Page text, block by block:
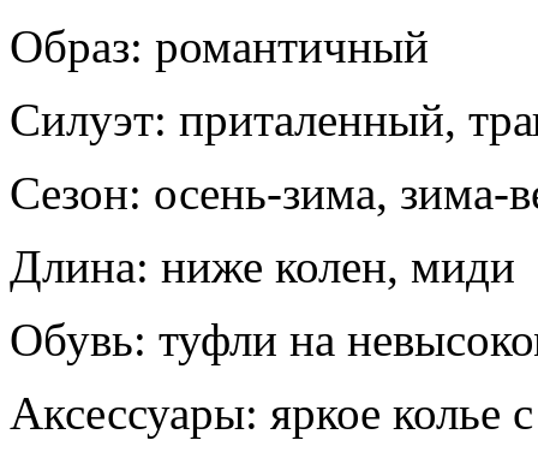
Образ: романтичный
Силуэт: приталенный,
Сезон: осень-зима, зима-
Длина: ниже колен, миди
Обувь: туфли на
Аксессуары: яркое колье